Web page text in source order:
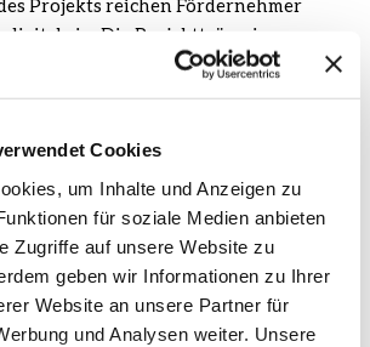
Cookies
um Inhalte und Anzeigen zu
für soziale Medien anbieten
Zugriffe auf unsere Website zu
geben wir Informationen zu Ihrer
Website an unsere Partner für
und Analysen weiter. Unsere
Projekts reichen Fördernehmer
ein. Die Projektträgerin
Gesellschaft (ZUG) gGmbH, die die
auf beiden Seiten.
im
Akteure profitieren
Antragsprozesses von einer